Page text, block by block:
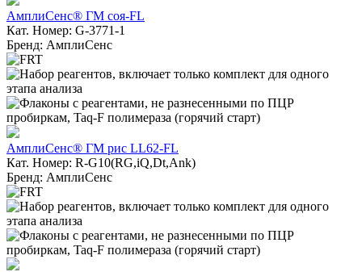
АмплиСенс® ГМ соя-FL
Кат. Номер: G-3771-1
Бренд: АмплиСенс
АмплиСенс® ГМ рис LL62-FL
Кат. Номер: R-G10(RG,iQ,Dt,Ank)
Бренд: АмплиСенс